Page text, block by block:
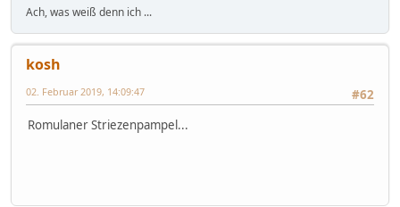
Ach, was weiß denn ich ...
kosh
#62
02. Februar 2019, 14:09:47
Romulaner Striezenpampel...